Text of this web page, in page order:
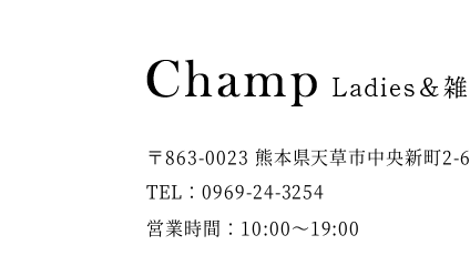
〒863-0023 熊本県天草市中央新町2-6
TEL：0969-24-3254
営業時間：10:00～19:00